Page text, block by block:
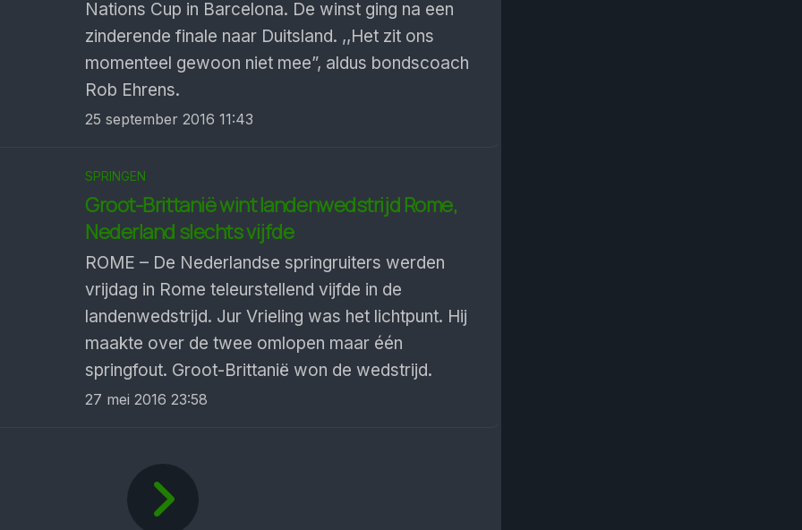
Nations Cup in Barcelona. De winst ging na een
zinderende finale naar Duitsland. ,,Het zit ons
momenteel gewoon niet mee”, aldus bondscoach
Rob Ehrens.
25 september 2016 11:43
SPRINGEN
Groot-Brittanië wint landenwedstrijd Rome,
Nederland slechts vijfde
ROME – De Nederlandse springruiters werden
vrijdag in Rome teleurstellend vijfde in de
landenwedstrijd. Jur Vrieling was het lichtpunt. Hij
maakte over de twee omlopen maar één
springfout. Groot-Brittanië won de wedstrijd.
27 mei 2016 23:58